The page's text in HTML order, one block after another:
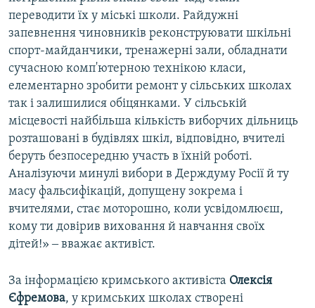
переводити їх у міські школи. Райдужні
запевнення чиновників реконструювати шкільні
спорт-майданчики, тренажерні зали, обладнати
сучасною комп'ютерною технікою класи,
елементарно зробити ремонт у сільських школах
так і залишилися обіцянками. У сільській
місцевості найбільша кількість виборчих дільниць
розташовані в будівлях шкіл, відповідно, вчителі
беруть безпосередню участь в їхній роботі.
Аналізуючи минулі вибори в Держдуму Росії й ту
масу фальсифікацій, допущену зокрема і
вчителями, стає моторошно, коли усвідомлюєш,
кому ти довірив виховання й навчання своїх
дітей!» ‒ вважає активіст.
За інформацією кримського активіста Олексія
Єфремова, у кримських школах створені